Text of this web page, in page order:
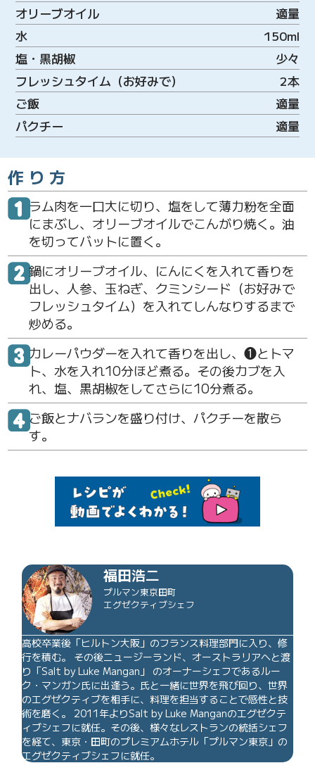
オリーブオイル
適量
水
150ml
塩・黒胡椒
少々
フレッシュタイム（お好みで）
2本
ご飯
適量
パクチー
適量
作り方
ラム肉を一口大に切り、塩をして薄力粉を全面
にまぶし、オリーブオイルでこんがり焼く。油
を切ってバットに置く。
鍋にオリーブオイル、にんにくを入れて香りを
出し、人参、玉ねぎ、クミンシード（お好みで
フレッシュタイム）を入れてしんなりするまで
炒める。
カレーパウダーを入れて香りを出し、❶とトマ
ト、水を入れ10分ほど煮る。その後カブを入
れ、塩、黒胡椒をしてさらに10分煮る。
ご飯とナバランを盛り付け、パクチーを散ら
す。
福田浩二
プルマン東京田町
エグゼクティブシェフ
高校卒業後「ヒルトン大阪」のフランス料理部門に入り、修
行を積む。 その後ニュージーランド、オーストラリアへと渡
り「Salt by Luke Mangan」 のオーナーシェフであるルー
ク・マンガン氏に出逢う。氏と一緒に世界を飛び回り、世界
のエグゼクティブを相手に、料理を担当することで感性と技
術を磨く。 2011年よりSalt by Luke Manganのエグゼクテ
ィブシェフに就任。その後、様々なレストランの統括シェフ
を経て、東京・田町のプレミアムホテル「プルマン東京」の
エグゼクティブシェフに就任。